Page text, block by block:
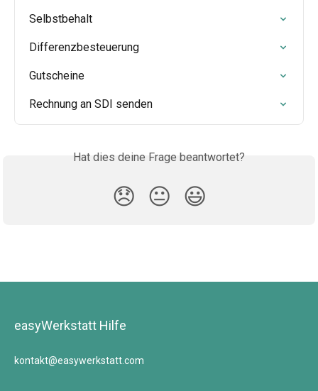
Selbstbehalt
Differenzbesteuerung
Gutscheine
Rechnung an SDI senden
Hat dies deine Frage beantwortet?
😞 😐 😃
easyWerkstatt Hilfe
kontakt@easywerkstatt.com